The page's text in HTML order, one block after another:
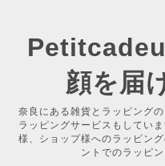
顔を届
奈良にある雑貨とラッピング
ラッピングサービスもしてい
様、ショップ様へのラッピン
ントでのラッピ